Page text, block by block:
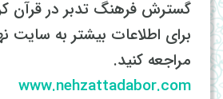
گسترش فرهنگ تدبر در قرآن
برای اطلاعات بیشتر به سایت
مراجعه کنید.
www.nehzattadabor.com